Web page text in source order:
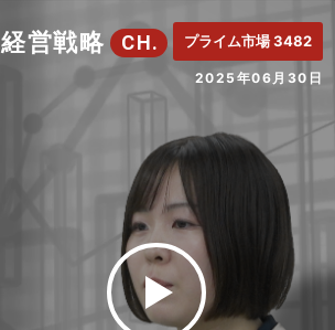
経営戦略 CH. プライム市場 3482
2025年06月30日